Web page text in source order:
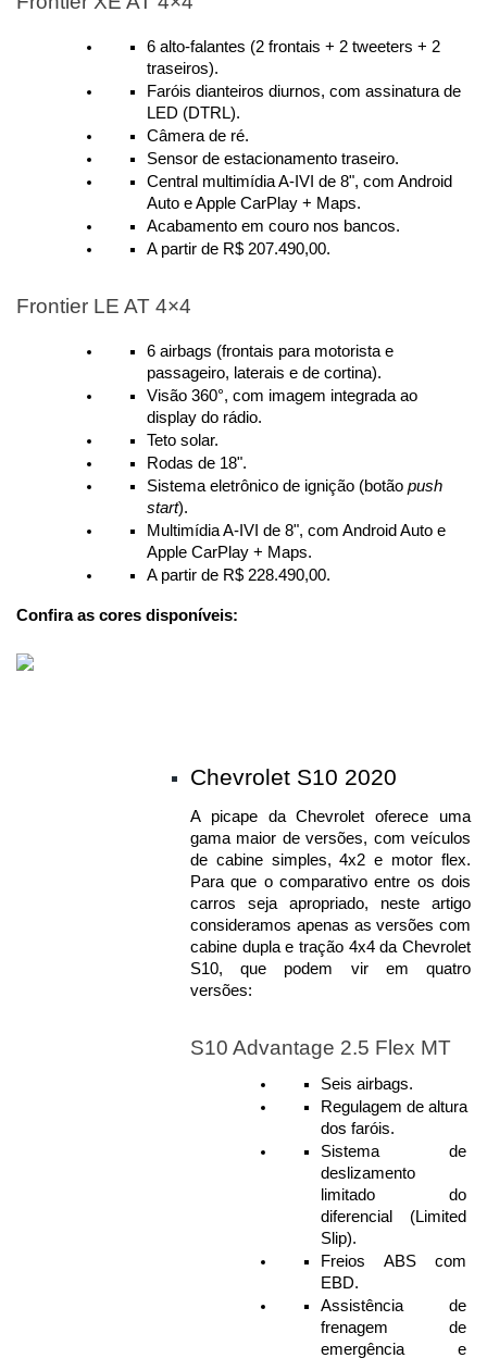
6 alto-falantes (2 frontais + 2 tweeters + 2
traseiros).
Faróis dianteiros diurnos, com assinatura de
LED (DTRL).
Câmera de ré.
Sensor de estacionamento traseiro.
Central multimídia A-IVI de 8", com Android
Auto e Apple CarPlay + Maps.
Acabamento em couro nos bancos.
A partir de R$ 207.490,00.
Frontier LE AT 4×4
6 airbags (frontais para motorista e
passageiro, laterais e de cortina).
Visão 360°, com imagem integrada ao
display do rádio.
Teto solar.
Rodas de 18".
Sistema eletrônico de ignição (botão push
start).
Multimídia A-IVI de 8", com Android Auto e
Apple CarPlay + Maps.
A partir de R$ 228.490,00.
Confira as cores disponíveis:
Chevrolet S10 2020
A picape da Chevrolet oferece uma
gama maior de versões, com veículos
de cabine simples, 4x2 e motor flex.
Para que o comparativo entre os dois
carros seja apropriado, neste artigo
consideramos apenas as versões com
cabine dupla e tração 4x4 da Chevrolet
S10, que podem vir em quatro
versões:
S10 Advantage 2.5 Flex MT
Seis airbags.
Regulagem de altura
dos faróis.
Sistema de
deslizamento
limitado do
diferencial (Limited
Slip).
Freios ABS com
EBD.
Assistência de
frenagem de
emergência e